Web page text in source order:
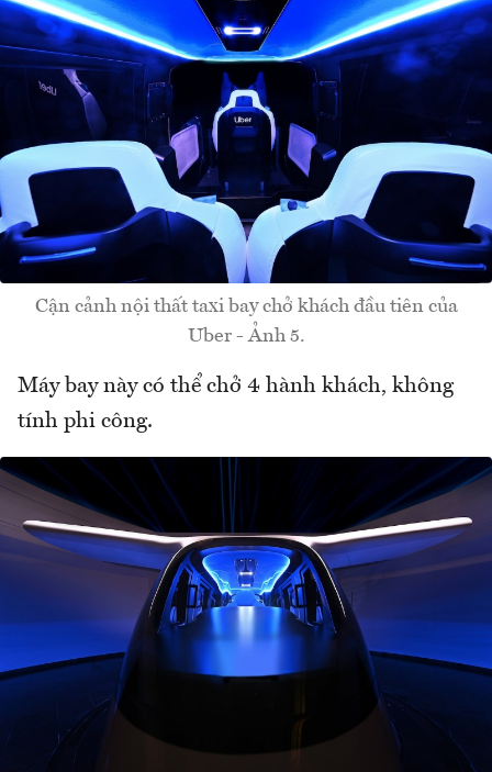
Cận cảnh nội thất taxi bay chở khách đầu tiên của
Uber - Ảnh 5.
Máy bay này có thể chở 4 hành khách, không
tính phi công.